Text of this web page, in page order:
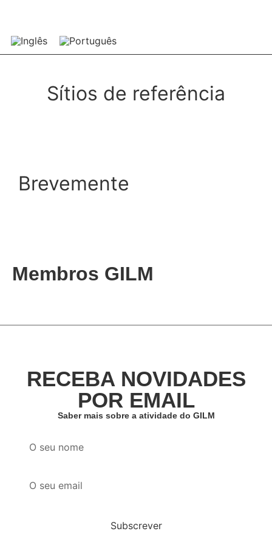
Sítios de referência
Brevemente
Membros GILM
RECEBA NOVIDADES
POR EMAIL
Saber mais sobre a atividade do GILM
Subscrever